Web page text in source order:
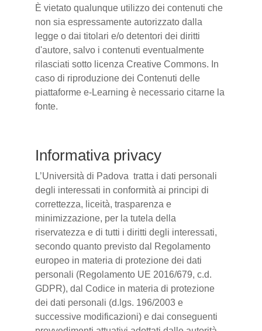
È vietato qualunque utilizzo dei contenuti che
non sia espressamente autorizzato dalla
legge o dai titolari e/o detentori dei diritti
d'autore, salvo i contenuti eventualmente
rilasciati sotto licenza Creative Commons. In
caso di riproduzione dei Contenuti delle
piattaforme e-Learning è necessario citarne la
fonte.
Informativa privacy
L’Università di Padova tratta i dati personali
degli interessati in conformità ai principi di
correttezza, liceità, trasparenza e
minimizzazione, per la tutela della
riservatezza e di tutti i diritti degli interessati,
secondo quanto previsto dal Regolamento
europeo in materia di protezione dei dati
personali (Regolamento UE 2016/679, c.d.
GDPR), dal Codice in materia di protezione
dei dati personali (d.lgs. 196/2003 e
successive modificazioni) e dai conseguenti